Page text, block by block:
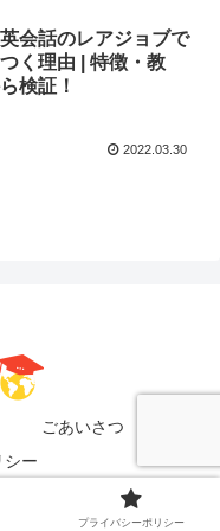
会話のレアジョブで
く理由 | 特徴・教
検証！
2022.03.30
ごあいさつ
シー
グ All Rights Reserved.
プライバシーポリシー